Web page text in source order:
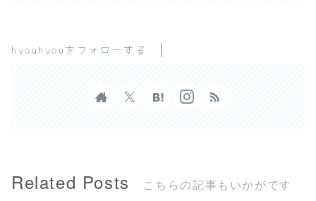
hyouhyouをフォローする
Related Posts こちらの記事もいかがです